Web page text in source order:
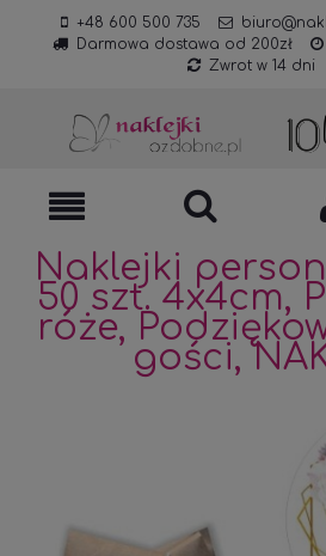
+48 600 500 735
Darmowa dostawa od 200zł
Zwrot w 14 dni
Naklejki
50 szt. 4x4cm,
róże,
gości,